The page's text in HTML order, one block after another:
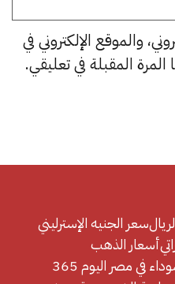
والموقع الإلكتروني في
المقبلة في تعليقي.
سعر الجنيه الإسترليني
أسعار الذهب
في مصر اليوم 365